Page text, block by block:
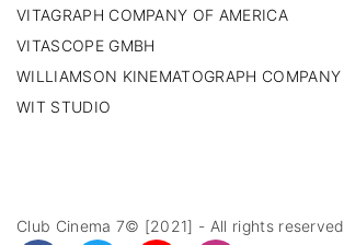
VITAGRAPH COMPANY OF AMERICA
VITASCOPE GMBH
WILLIAMSON KINEMATOGRAPH COMPANY
WIT STUDIO
Club Cinema 7© [2021] - All rights reserved